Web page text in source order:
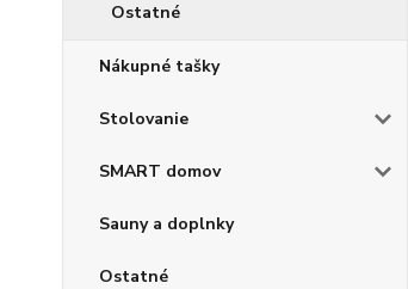
Ostatné
Nákupné tašky
Stolovanie
SMART domov
Sauny a doplnky
Ostatné